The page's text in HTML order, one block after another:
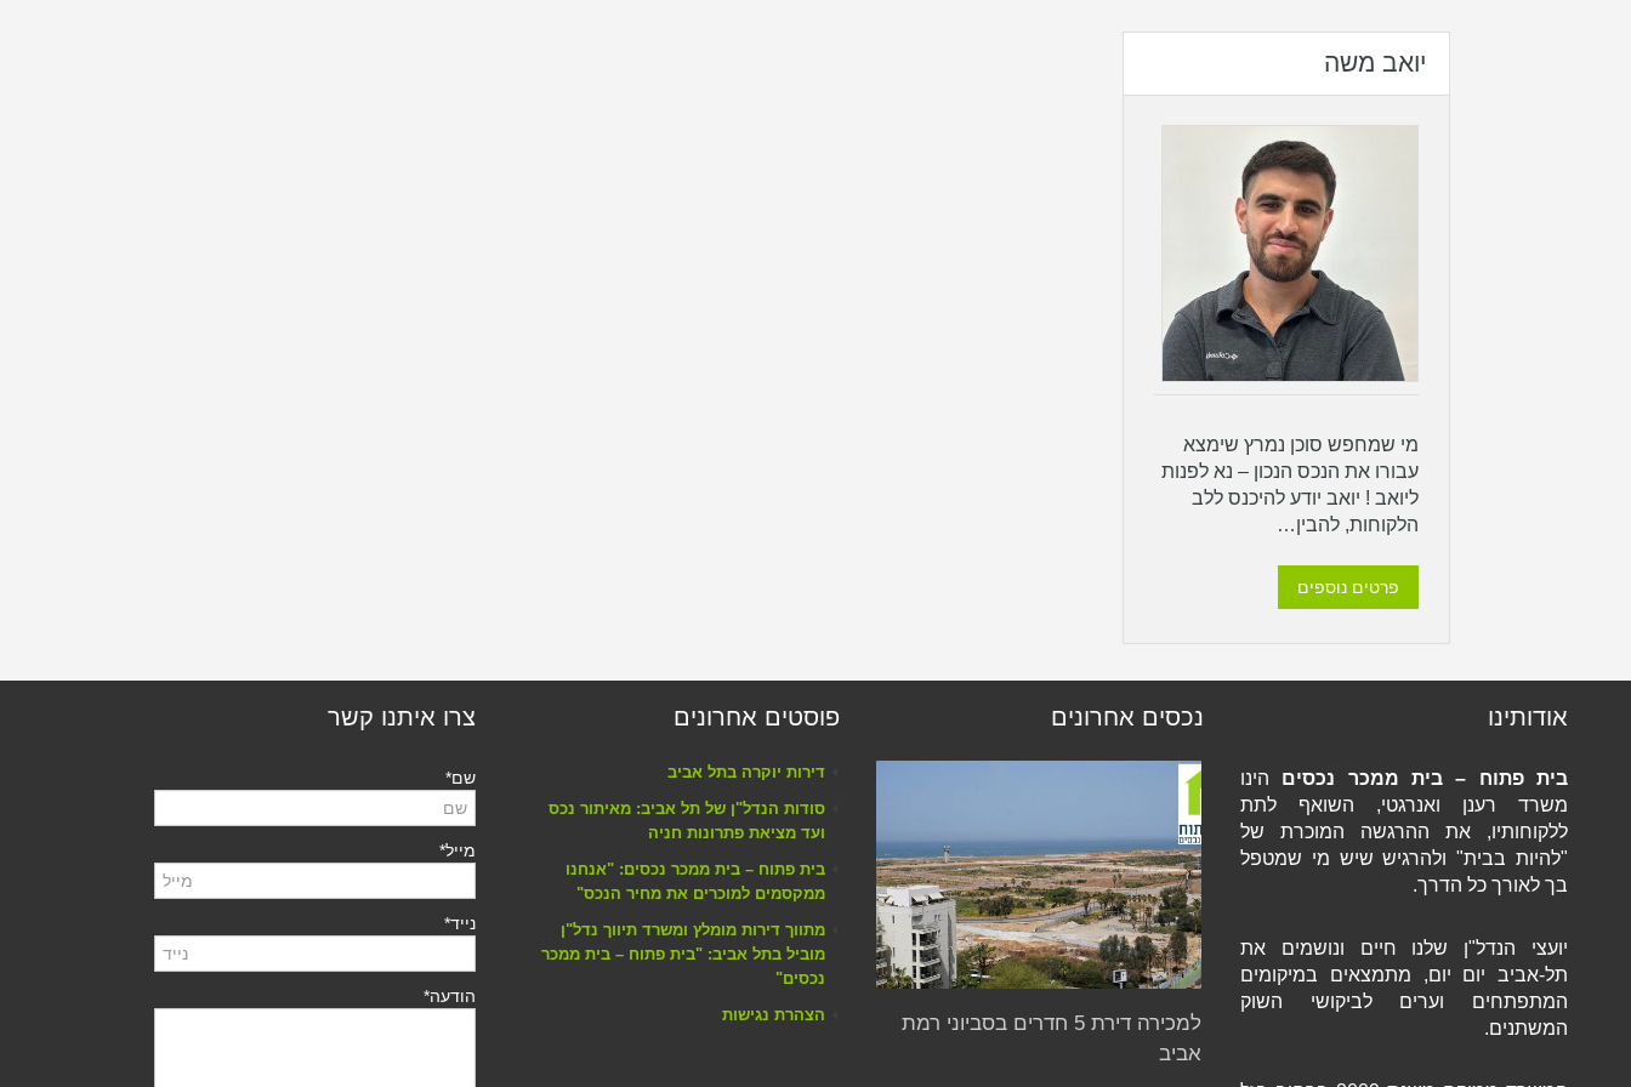
יואב משה
מי שמחפש סוכן נמרץ שימצא
עבורו את הנכס הנכון – נא לפנות
ליואב ! יואב יודע להיכנס ללב
הלקוחות, להבין…
פרטים נוספים
אודותינו
בית פתוח – בית ממכר נכסים הינו
משרד רענן ואנרגטי, השואף לתת
ללקוחותיו, את ההרגשה המוכרת של
"להיות בבית" ולהרגיש שיש מי שמטפל
בך לאורך כל הדרך.
יועצי הנדל"ן שלנו חיים ונושמים את
תל-אביב יום יום, מתמצאים במיקומים
המתפתחים וערים לביקושי השוק
המשתנים.
נכסים אחרונים
למכירה דירת 5 חדרים בסביוני רמת
אביב
פוסטים אחרונים
דירות יוקרה בתל אביב
סודות הנדל"ן של תל אביב: מאיתור נכס
ועד מציאת פתרונות חניה
בית פתוח – בית ממכר נכסים: "אנחנו
ממקסמים למוכרים את מחיר הנכס"
מתווך דירות מומלץ ומשרד תיווך נדל"ן
מוביל בתל אביב: "בית פתוח – בית ממכר
נכסים"
הצהרת נגישות
צרו איתנו קשר
שם*
מייל*
נייד*
הודעה*